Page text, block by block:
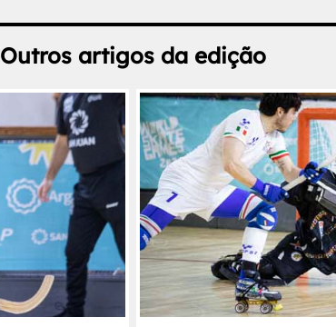
Outros artigos da edição